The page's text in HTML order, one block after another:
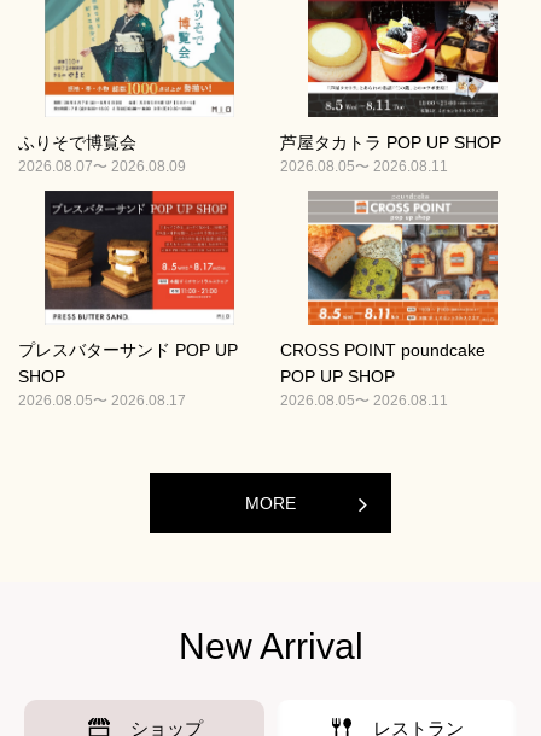
ふりそで博覧会
2026.08.07〜 2026.08.09
芦屋タカトラ POP UP SHOP
2026.08.05〜 2026.08.11
プレスバターサンド POP UP
SHOP
2026.08.05〜 2026.08.17
CROSS POINT poundcake
POP UP SHOP
2026.08.05〜 2026.08.11
MORE
New Arrival
ショップ レストラン